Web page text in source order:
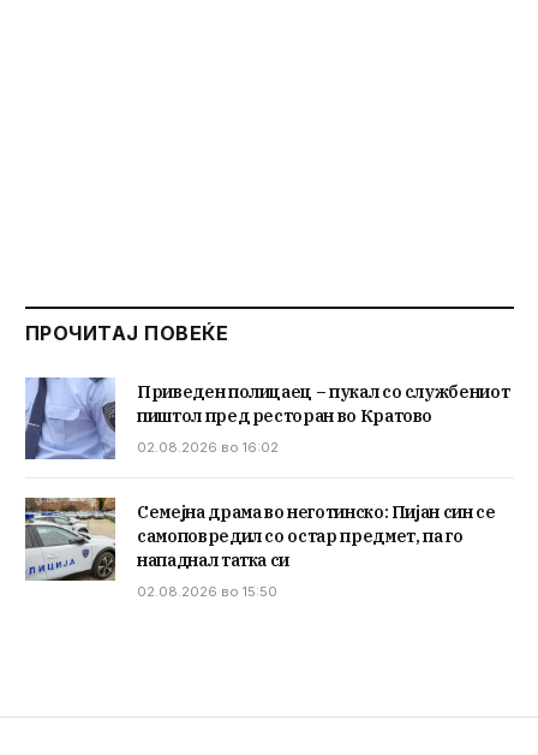
ПРОЧИТАЈ ПОВЕЌЕ
Приведен полицаец – пукал со службениот
пиштол пред ресторан во Кратово
02.08.2026 во 16:02
Семејна драма во неготинско: Пијан син се
самоповредил со остар предмет, па го
нападнал татка си
02.08.2026 во 15:50